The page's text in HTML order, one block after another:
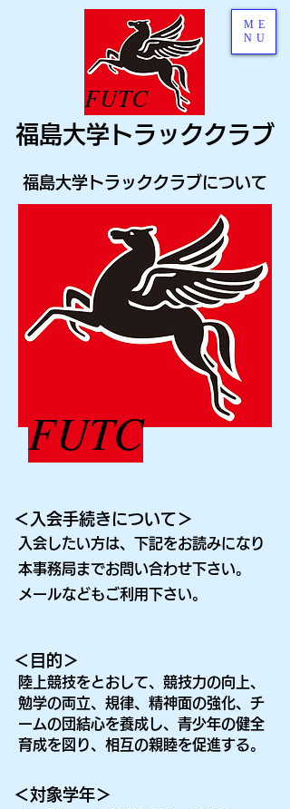
福島大学トラッククラブ
FUTC
ME
NU
福島大学トラッククラブについて
FUTC
＜入会手続きについて＞
入会したい方は、下記をお読みになり
本事務局までお問い合わせ下さい。
メールなどもご利用下さい。
＜目的＞
陸上競技をとおして、競技力の向上、
勉学の両立、規律、精神面の強化、チ
ームの団結心を養成し、青少年の健全
育成を図り、相互の親睦を促進する。
＜対象学年＞